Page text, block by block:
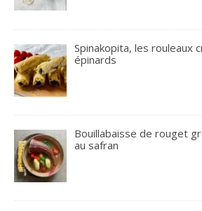
Spinakopita, les rouleaux
épinards
Bouillabaisse de rouget
au safran